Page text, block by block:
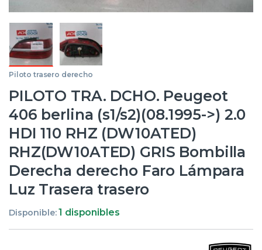
Piloto trasero derecho
PILOTO TRA. DCHO. Peugeot
406 berlina (s1/s2)(08.1995->) 2.0
HDI 110 RHZ (DW10ATED)
RHZ(DW10ATED) GRIS Bombilla
Derecha derecho Faro Lámpara
Luz Trasera trasero
Disponible:1 disponibles